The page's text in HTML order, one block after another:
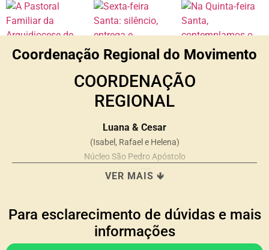
Coordenação Regional do Movimento
COORDENAÇÃO
REGIONAL
Luana & Cesar
(Isabel, Rafael e Helena)
Núcleo São Pedro Apóstolo
Ivoti/ RS
COORDENAÇÃO DO
CONSELHO REGIONAL
VER MAIS 🡻
Para esclarecimento de dúvidas e mais
informações